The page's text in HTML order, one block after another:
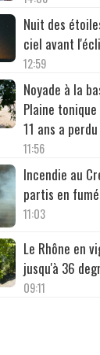
Nuit des
ciel avant
12:59
Noyade à la
Plaine
11 ans a
11:56
Incendie au
partis en
11:03
Le Rhône en
jusqu'à 36
09:11